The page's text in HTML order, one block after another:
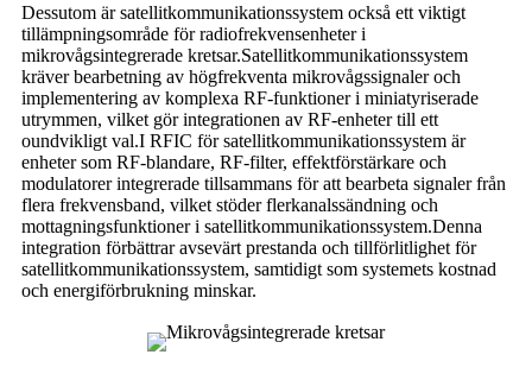
Dessutom är satellitkommunikationssystem också ett viktigt
tillämpningsområde för radiofrekvensenheter i
mikrovågsintegrerade kretsar.Satellitkommunikationssystem
kräver bearbetning av högfrekventa mikrovågssignaler och
implementering av komplexa RF-funktioner i miniatyriserade
utrymmen, vilket gör integrationen av RF-enheter till ett
oundvikligt val.I RFIC för satellitkommunikationssystem är
enheter som RF-blandare, RF-filter, effektförstärkare och
modulatorer integrerade tillsammans för att bearbeta signaler från
flera frekvensband, vilket stöder flerkanalssändning och
mottagningsfunktioner i satellitkommunikationssystem.Denna
integration förbättrar avsevärt prestanda och tillförlitlighet för
satellitkommunikationssystem, samtidigt som systemets kostnad
och energiförbrukning minskar.